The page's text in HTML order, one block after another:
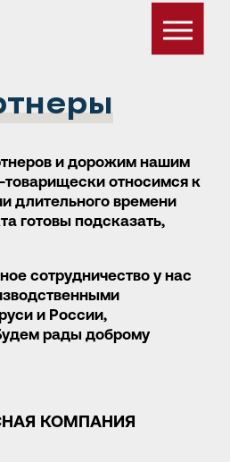
и дорожим нашим
товарищески относимся к
длительного времени
готовы подсказать,
сотрудничество у нас
и России,
рады доброму
КОМПАНИЯ